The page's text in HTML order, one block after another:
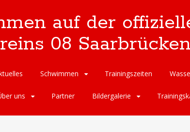
auf der
08
Schwimmen Trainingszeiten
uns Partner Bildergalerie